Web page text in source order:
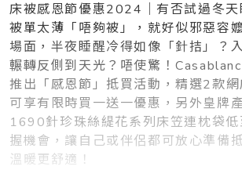
床被感恩節優惠2024｜有否試過冬天
被單太薄「唔夠被」，就好似邪惡容
場面，半夜睡醒冷得如像「針拮」？
輾轉反側到天光？唔使驚！
推出「感恩節」抵買活動，精選2款
可享有限時買一送一優惠，另外皇牌
1690針珍珠絲緹花系列床笠連枕袋
握機會，讓自己或伴侶都可放心準備
溫暖更舒適！